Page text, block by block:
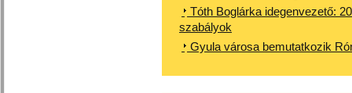
Tóth Boglárka idegenvezető:
szabályok
Gyula városa bemutatkozik